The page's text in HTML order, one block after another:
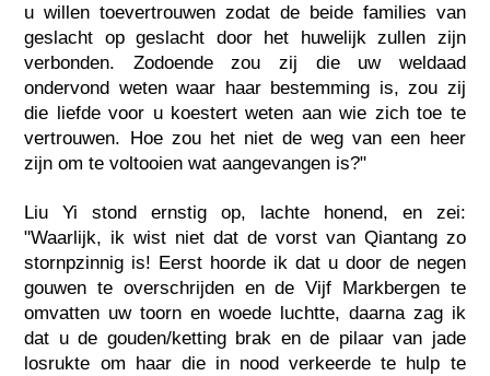
u willen toevertrouwen zodat de beide families van
geslacht op geslacht door het huwelijk zullen zijn
verbonden. Zodoende zou zij die uw weldaad
ondervond weten waar haar bestemming is, zou zij
die liefde voor u koestert weten aan wie zich toe te
vertrouwen. Hoe zou het niet de weg van een heer
zijn om te voltooien wat aangevangen is?"
Liu Yi stond ernstig op, lachte honend, en zei:
"Waarlijk, ik wist niet dat de vorst van Qiantang zo
stornpzinnig is! Eerst hoorde ik dat u door de negen
gouwen te overschrijden en de Vijf Markbergen te
omvatten uw toorn en woede luchtte, daarna zag ik
dat u de gouden/ketting brak en de pilaar van jade
losrukte om haar die in nood verkeerde te hulp te